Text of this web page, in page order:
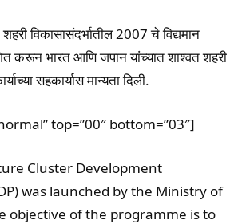
विकासासंदर्भातील 2007 चे विद्यमान
करून भारत आणि जपान यांच्यात शाश्वत शहरी
सहकार्यास मान्यता दिली.
top=”00″ bottom=”03″]
Cluster Development
was launched by the Ministry of
objective of the programme is to